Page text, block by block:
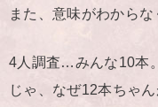
また、意味がわから
4人調査…みんな10本。
じゃ、なぜ12本ちゃん